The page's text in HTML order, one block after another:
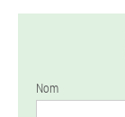
Nom